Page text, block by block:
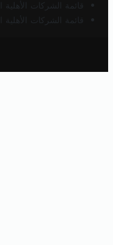
قائمة الشركات الأهلية
قائمة الشركات الأهلية